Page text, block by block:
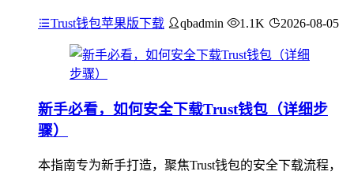
Trust钱包苹果版下载 qbadmin 1.1K 2026-08-05
新手必看，如何安全下载Trust钱包（详细步
骤）
本指南专为新手打造，聚焦Trust钱包的安全下载流程，